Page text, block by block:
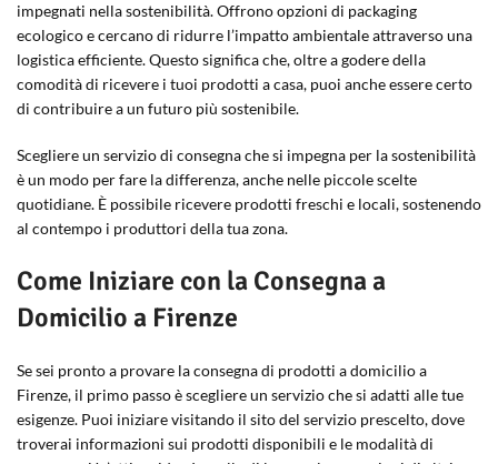
impegnati nella sostenibilità. Offrono opzioni di packaging
ecologico e cercano di ridurre l’impatto ambientale attraverso una
logistica efficiente. Questo significa che, oltre a godere della
comodità di ricevere i tuoi prodotti a casa, puoi anche essere certo
di contribuire a un futuro più sostenibile.
Scegliere un servizio di consegna che si impegna per la sostenibilità
è un modo per fare la differenza, anche nelle piccole scelte
quotidiane. È possibile ricevere prodotti freschi e locali, sostenendo
al contempo i produttori della tua zona.
Come Iniziare con la Consegna a
Domicilio a Firenze
Se sei pronto a provare la consegna di prodotti a domicilio a
Firenze, il primo passo è scegliere un servizio che si adatti alle tue
esigenze. Puoi iniziare visitando il sito del servizio prescelto, dove
troverai informazioni sui prodotti disponibili e le modalità di